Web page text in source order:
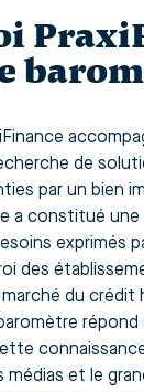
de
par un bien
a constitué une
exprimés
des
du crédit
médias et le